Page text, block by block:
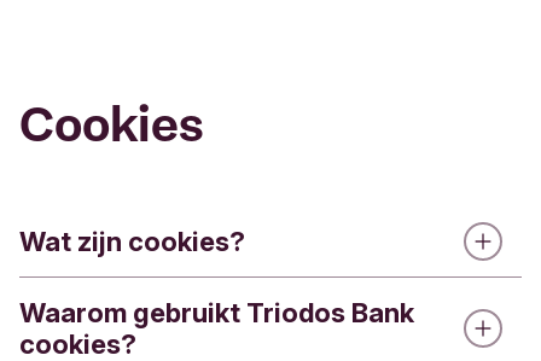
Cookies
Wat zijn cookies?
Een cookie is een klein tekstbestand dat door de
website die je bezoekt, geplaatst wordt op je
Waarom gebruikt Triodos Bank
cookies?